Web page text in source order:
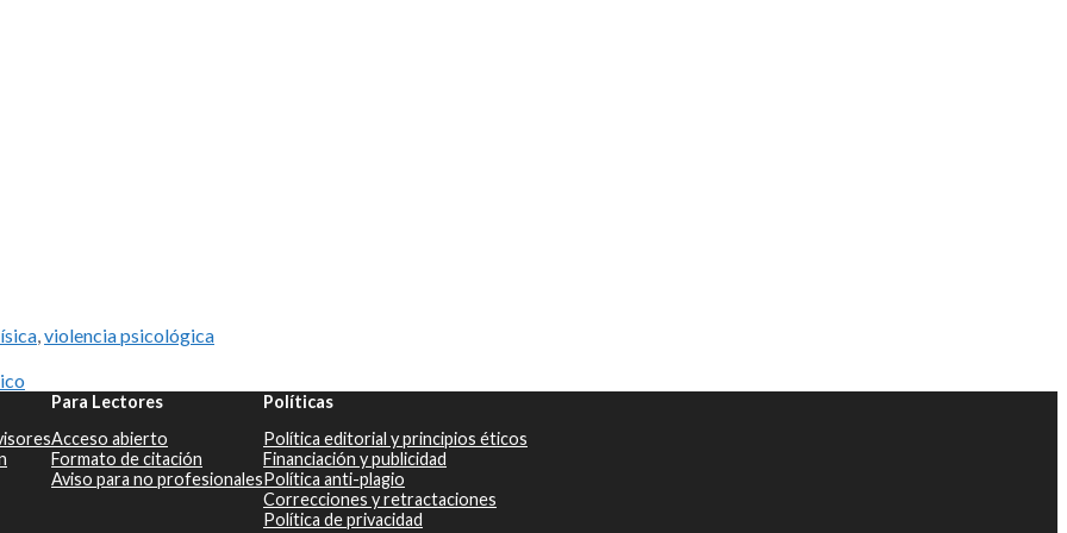
violencia psicológica
Para Lectores
Acceso abierto
Formato de citación
Aviso para no profesionales
Políticas
Política editorial y principios éticos
Financiación y publicidad
Política anti-plagio
Correcciones y retractaciones
Política de privacidad